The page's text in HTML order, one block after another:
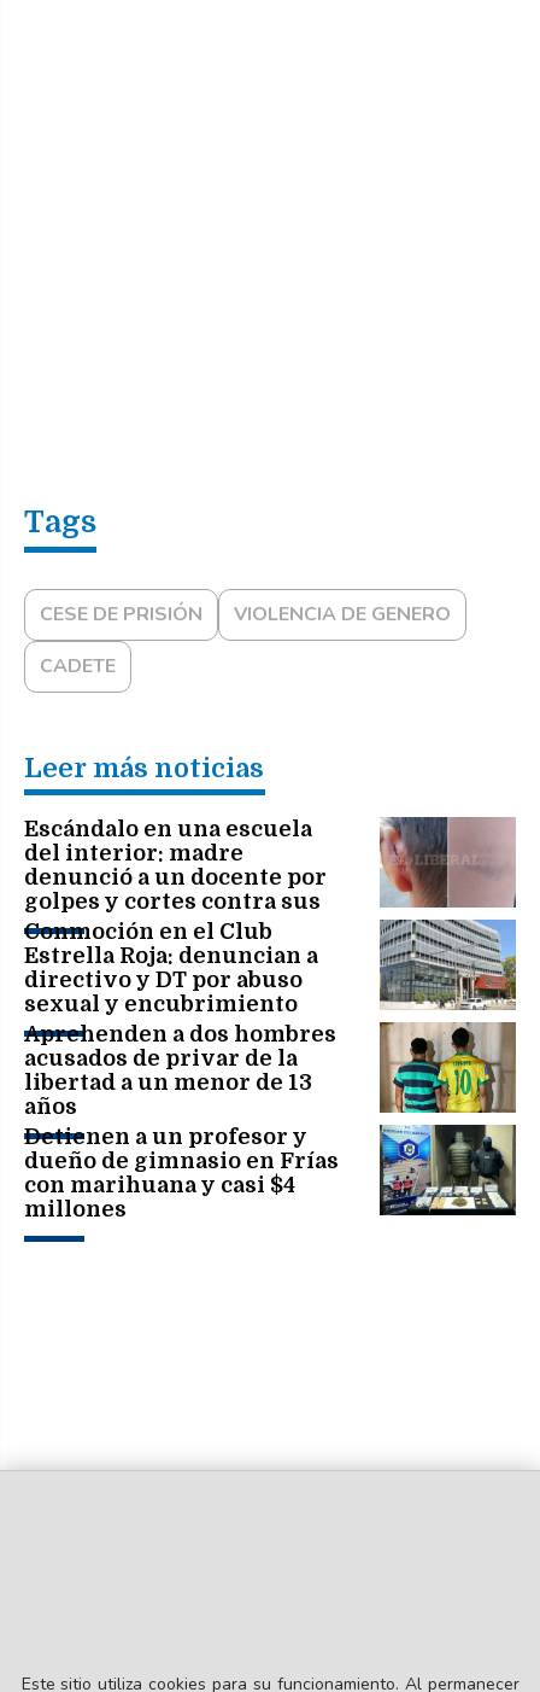
CESE DE PRISIÓN
VIOLENCIA DE GENERO
CADETE
Leer más noticias
Escándalo en una escuela
del interior: madre
denunció a un docente por
golpes y cortes contra sus
hijos de 7 y 11 años
Conmoción en el Club
Estrella Roja: denuncian a
directivo y DT por abuso
sexual y encubrimiento
Aprehenden a dos hombres
acusados de privar de la
libertad a un menor de 13
años
Detienen a un profesor y
dueño de gimnasio en Frías
con marihuana y casi $4
millones
Este sitio utiliza cookies para su funcionamiento. Al permanecer